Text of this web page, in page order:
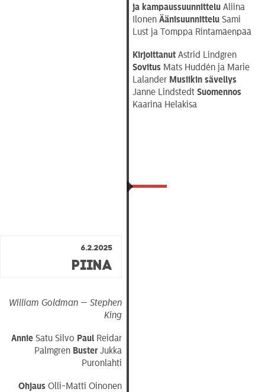
ja kampaussuunnittelu Aliina
Ilonen Äänisuunnittelu Sami
Lust ja Tomppa Rintamäenpää
Kirjoittanut Astrid Lindgren
Sovitus Mats Huddén ja Marie
Lalander Musiikin sävellys
Janne Lindstedt Suomennos
Kaarina Helakisa
6.2.2025
Piina
William Goldman — Stephen
King
Annie Satu Silvo Paul Reidar
Palmgren BusterJukka
Puronlahti
Ohjaus Olli-Matti Oinonen